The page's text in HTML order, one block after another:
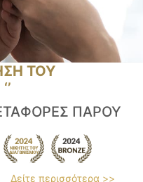
ΤΟΥ
ΠΑΡΟΥ
Δείτε περισσότερα >>